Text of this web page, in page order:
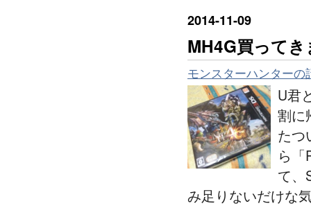
2014-11-09
MH4G買って
モンスターハンターの
U君
割に
たつ
ら
て、
み足りないだけな